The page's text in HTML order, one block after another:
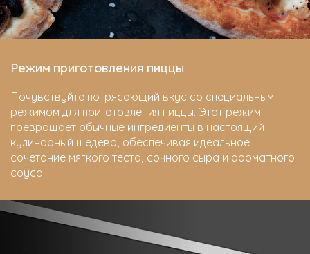
Режим приготовления пиццы
Почувствуйте потрясающий вкус со специальным
режимом для приготовления пиццы. Этот режим
превращает обычные ингредиенты в настоящий
кулинарный шедевр, обеспечивая идеальное
сочетание мягкого теста, сочного сыра и ароматного
соуса.